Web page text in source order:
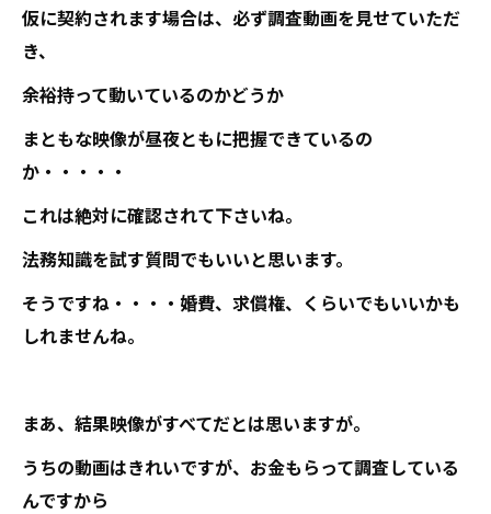
仮に契約されます場合は、必ず調査動画を見せていただ
き、
余裕持って動いているのかどうか
まともな映像が昼夜ともに把握できているの
か・・・・・
これは絶対に確認されて下さいね。
法務知識を試す質問でもいいと思います。
そうですね・・・・婚費、求償権、くらいでもいいかも
しれませんね。
まあ、結果映像がすべてだとは思いますが。
うちの動画はきれいですが、お金もらって調査している
んですから